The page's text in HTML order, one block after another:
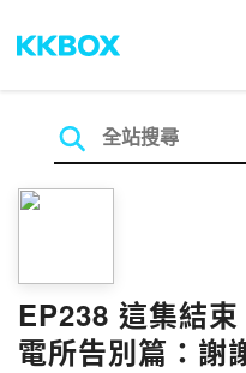
EP238 這集結束
電所告別篇：謝